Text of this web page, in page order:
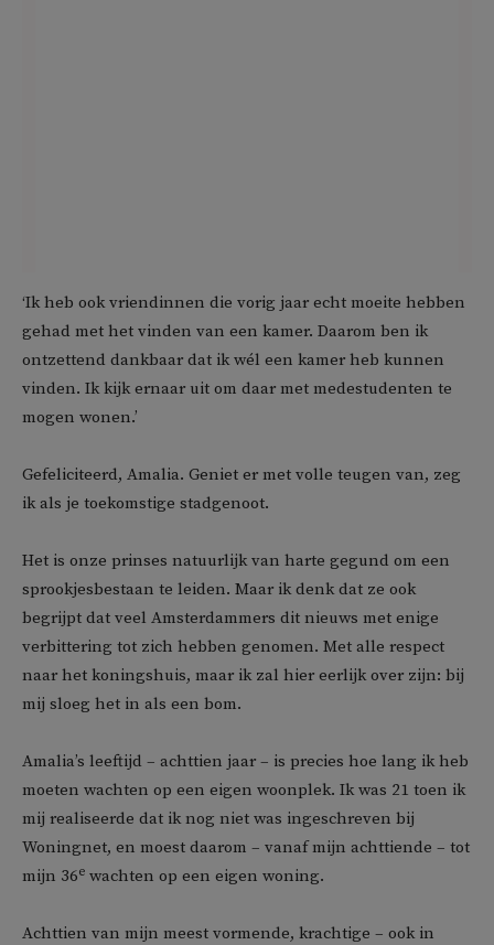
‘Ik heb ook vriendinnen die vorig jaar echt moeite hebben
gehad met het vinden van een kamer. Daarom ben ik
ontzettend dankbaar dat ik wél een kamer heb kunnen
vinden. Ik kijk ernaar uit om daar met medestudenten te
mogen wonen.’
Gefeliciteerd, Amalia. Geniet er met volle teugen van, zeg
ik als je toekomstige stadgenoot.
Het is onze prinses natuurlijk van harte gegund om een
sprookjesbestaan te leiden. Maar ik denk dat ze ook
begrijpt dat veel Amsterdammers dit nieuws met enige
verbittering tot zich hebben genomen. Met alle respect
naar het koningshuis, maar ik zal hier eerlijk over zijn: bij
mij sloeg het in als een bom.
Amalia’s leeftijd – achttien jaar – is precies hoe lang ik heb
moeten wachten op een eigen woonplek. Ik was 21 toen ik
mij realiseerde dat ik nog niet was ingeschreven bij
Woningnet, en moest daarom – vanaf mijn achttiende – tot
mijn 36e wachten op een eigen woning.
Achttien van mijn meest vormende, krachtige – ook in